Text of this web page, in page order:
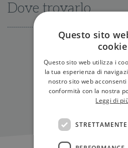
Dove trovarlo
IN
Questo sito
cookie
Questo sito web utilizza i
la tua esperienza di
nostro sito web
conformità con la nostra
Leggi di